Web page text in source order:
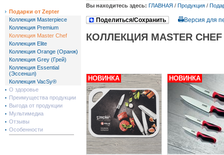
Подарки от Zepter
Коллекция Masterpiece
Коллекция Premium
Коллекция Master Chef
Коллекция Elite
Коллекция Orange (Оранж)
Коллекция Grey (Грей)
Коллекция Essential
(Эссеншл)
Коллекция VacSy®
О здоровье
Преимущества продукции
Выгода от продукции
Мультимедиа
Отзывы
Особенности
Вы находитесь здесь: ГЛАВНАЯ / Продукция /
Поделиться/Сохранить Версия для
КОЛЛЕКЦИЯ MASTER CHEF
НОВИНКА НОВИНКА